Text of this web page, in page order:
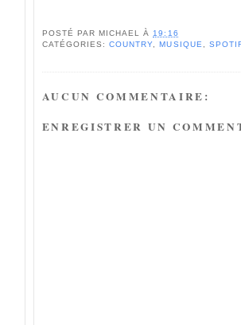
POSTÉ PAR MICHAEL À 19:16
CATÉGORIES:COUNTRY ,MUSIQUE
AUCUN COMMENTAIRE:
ENREGISTRER UN